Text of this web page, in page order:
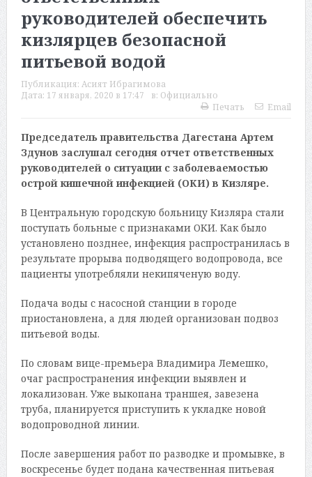
руководителей обеспечить
кизлярцев безопасной
питьевой водой
Публикация: Асият Ибрагимова
Дата: 17 января, 2020 в 17:47 в: Официально
Печать
Email
Председатель правительства Дагестана Артем
Здунов заслушал сегодня отчет ответственных
руководителей о ситуации с заболеваемостью
острой кишечной инфекцией (ОКИ) в Кизляре.
В Центральную городскую больницу Кизляра стали
поступать больные с признаками ОКИ. Как было
установлено позднее, инфекция распространилась в
результате прорыва подводящего водопровода, все
пациенты употребляли некипяченую воду.
Подача воды с насосной станции в городе
приостановлена, а для людей организован подвоз
питьевой воды.
По словам вице-премьера Владимира Лемешко,
очаг распространения инфекции выявлен и
локализован. Уже выкопана траншея, завезена
труба, планируется приступить к укладке новой
водопроводной линии.
После завершения работ по разводке и промывке, в
воскресенье будет подана качественная питьевая